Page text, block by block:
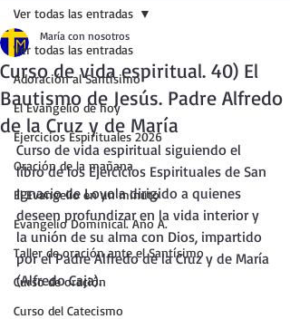
Ver todas las entradas
Adoración al Santísimo
El Evangelio de hoy
Ejercicios Espirituales 2026
Oración de la mañana
El Evangelio en un minuto
Evangelio Dominical. Año A.
Taller de oración ante el Santísimo
Curso de oración
Curso del Catecismo
Ver todas las entradas
Curso de vida espiritual. 40) El
Bautismo de Jesús. Padre Alfredo
de la Cruz y de María
María con nosotros
Curso de vida espiritual siguiendo el
libro de los Ejercicios Espirituales de San
Ignacio de Loyola dirigido a quienes
deseen profundizar en la vida interior y
la unión de su alma con Dios, impartido
por el Padre Alfredo de la Cruz y de María
(Alfredo Caja).